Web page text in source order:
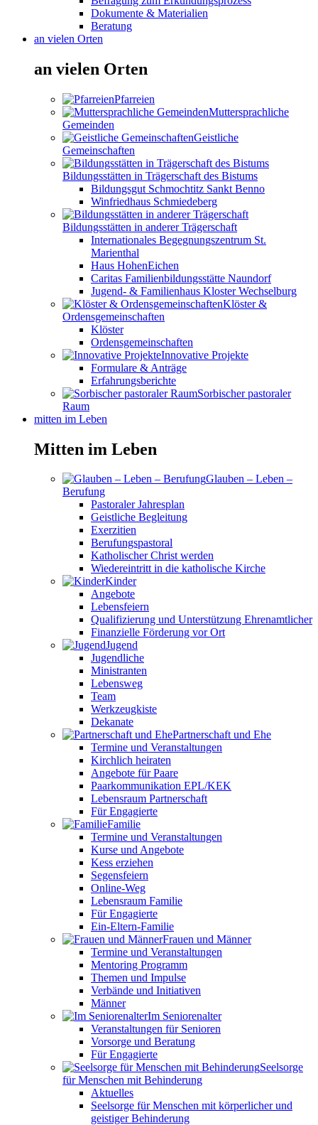
Dokumente & Materialien
Beratung
an vielen Orten
an vielen Orten
Pfarreien
Muttersprachliche
Gemeinden
Geistliche
Gemeinschaften
Bildungsstätten in Trägerschaft des Bistums
Bildungsgut Schmochtitz Sankt Benno
Winfriedhaus Schmiedeberg
Bildungsstätten in anderer Trägerschaft
Internationales Begegnungszentrum St.
Marienthal
Haus HohenEichen
Caritas Familienbildungsstätte Naundorf
Jugend- & Familienhaus Kloster Wechselburg
Klöster &
Ordensgemeinschaften
Klöster
Ordensgemeinschaften
Innovative Projekte
Formulare & Anträge
Erfahrungsberichte
Sorbischer pastoraler
Raum
mitten im Leben
Mitten im Leben
Glauben – Leben –
Berufung
Pastoraler Jahresplan
Geistliche Begleitung
Exerzitien
Berufungspastoral
Katholischer Christ werden
Wiedereintritt in die katholische Kirche
Kinder
Angebote
Lebensfeiern
Qualifizierung und Unterstützung Ehrenamtlicher
Finanzielle Förderung vor Ort
Jugend
Jugendliche
Ministranten
Lebensweg
Team
Werkzeugkiste
Dekanate
Partnerschaft und Ehe
Termine und Veranstaltungen
Kirchlich heiraten
Angebote für Paare
Paarkommunikation EPL/KEK
Lebensraum Partnerschaft
Für Engagierte
Familie
Termine und Veranstaltungen
Kurse und Angebote
Kess erziehen
Segensfeiern
Online-Weg
Lebensraum Familie
Für Engagierte
Ein-Eltern-Familie
Frauen und Männer
Termine und Veranstaltungen
Mentoring Programm
Themen und Impulse
Verbände und Initiativen
Männer
Im Seniorenalter
Veranstaltungen für Senioren
Vorsorge und Beratung
Für Engagierte
Seelsorge
für Menschen mit Behinderung
Aktuelles
Seelsorge für Menschen mit körperlicher und
geistiger Behinderung